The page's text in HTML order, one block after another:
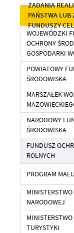
ZADANIA
PAŃSTWA LUB
FUNDUSZY
WOJEWÓDZKI
OCHRONY
GOSPODARKI
POWIATOWY
ŚRODOWISKA
MARSZAŁEK
NARODOWY
ŚRODOWISKA
FUNDUSZ
ROLNYCH
PROGRAM
NARODOWEJ
TURYSTYKI